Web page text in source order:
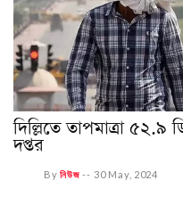
দিল্লিতে তাপমাত্রা ৫২.৯
দপ্তর
Byনিউজ -- 30 May, 2024